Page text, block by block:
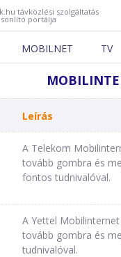
távközlési szolgáltatás
portálja
MOBILNET TV
Leírás
A Telekom
tovább gombra és
fontos tudnivalóval.
A Yettel
tovább gombra és
tudnivalóval.